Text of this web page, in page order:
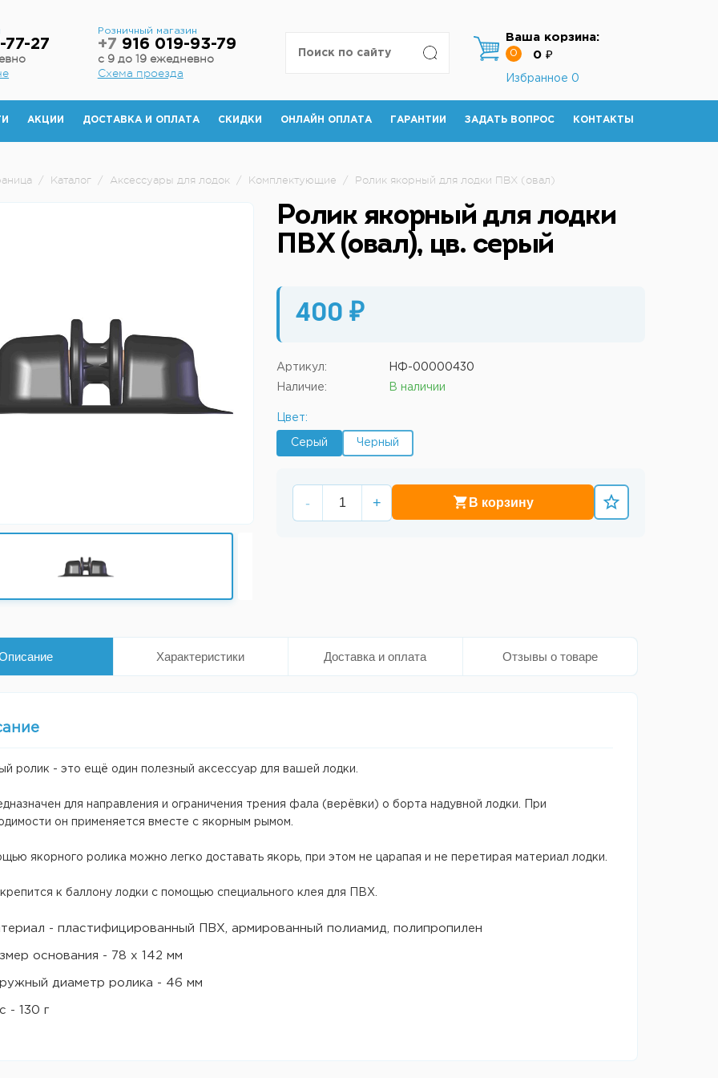
77-27
Розничный магазин
+7 916 019-93-79
с 9 до 19 ежедневно
Схема проезда
Ваша корзина:
0 0 ₽
Избранное 0
АКЦИИ ДОСТАВКА И ОПЛАТА СКИДКИ ОНЛАЙН ОПЛАТА ГАРАНТИИ ЗАДАТЬ ВОПРОС КОНТАКТЫ
/ Каталог / Аксессуары для лодок / Комплектующие / Ролик якорный для лодки ПВХ (овал)
Ролик якорный для лодки
ПВХ (овал), цв. серый
400 ₽
Артикул: НФ-00000430
Наличие: В наличии
Цвет:
Серый Черный
- + В корзину
Характеристики Доставка и оплата Отзывы о товаре
ролик - это ещё один полезный аксессуар для вашей лодки.
для направления и ограничения трения фала (верёвки) о борта надувной лодки. При
он применяется вместе с якорным рымом.
якорного ролика можно легко доставать якорь, при этом не царапая и не перетирая материал лодки.
к баллону лодки с помощью специального клея для ПВХ.
- пластифицированный ПВХ, армированный полиамид, полипропилен
основания - 78 х 142 мм
диаметр ролика - 46 мм
- 130 г